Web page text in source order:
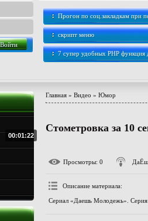
Прогон по соц.закладкам при
скрипт меню
7 супер удобных PHP функция
Главная» Видео » Юмор
Стометровка за 10
00:01:22
Просмотры: 0
Описание материала:
Сериал «Даешь Молодежь».